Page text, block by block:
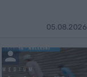
05.08.2026